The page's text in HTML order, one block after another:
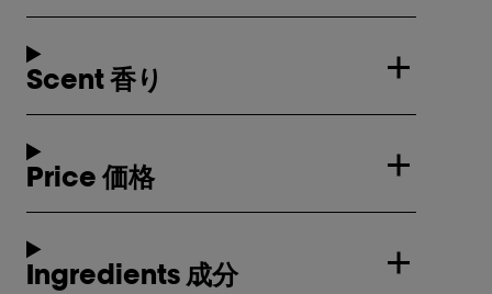
Scent 香り
Price 価格
Ingredients 成分